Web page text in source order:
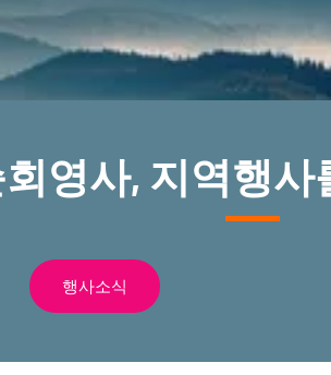
영사, 지역행
행사소식